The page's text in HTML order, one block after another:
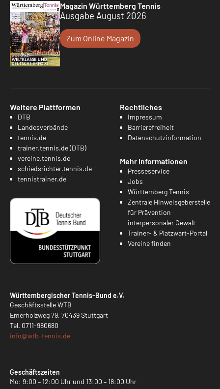
Magazin Württemberg Tennis
Ausgabe August 2026
Zum Online Magazin
Weitere Plattformen
DTB
Landesverbände
tennis.de
trainer.tennis.de (DTB)
vereine.tennis.de
schiedsrichter.tennis.de
tennistrainer.de
Rechtliches
Impressum
Barrierefreiheit
Datenschutzinformation
Mehr Informationen
Presseservice
Jobs
Württemberg Tennis
Zentrale Hinweisgeberstelle
für Prävention
interpersonaler Gewalt
Trainer- & Platzwart-Portal
Vereine finden
Württembergischer Tennis-Bund e.V.
Geschäftsstelle WTB
Emerholzweg 79, 70439 Stuttgart
Tel. 0711-980680
info@wtb-tennis.de
Geschäftszeiten
Mo: 9:00 – 12:00 Uhr und 13:00 – 18:00 Uhr